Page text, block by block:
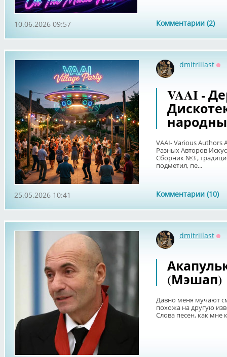
Комментарии (2)
10.06.2026 09:57
dmitriilast
VAAI -
VAAI- Various Authors
Разных Авторов
Сборник №3 ,
подметил, пе...
Комментарии (10)
25.05.2026 10:41
dmitriilast
(Мэшап)
Давно меня мучают
похожа на другую
Слова песен, как мне